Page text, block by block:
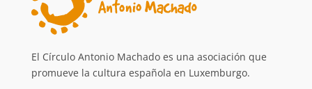
El Círculo Antonio Machado es una asociación que
promueve la cultura española en Luxemburgo.